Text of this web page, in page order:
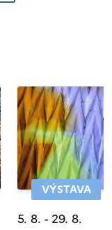
VÝSTAVA
5. 8. - 29. 8.